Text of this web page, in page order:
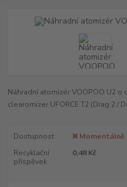
Náhradní atomizér VOOPOO U2
clearomizer UFORCE T2 (Drag 2
Dostupnost
❌
Recyklační
příspěvek
0,48 Kč